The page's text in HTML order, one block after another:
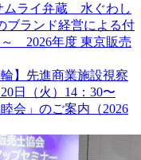
ムライ弁蔵 水ぐわし
ブランド経営による付
2026年度 東京販売
輪】先進商業施設視察
日（火）14：30〜
会」のご案内（2026